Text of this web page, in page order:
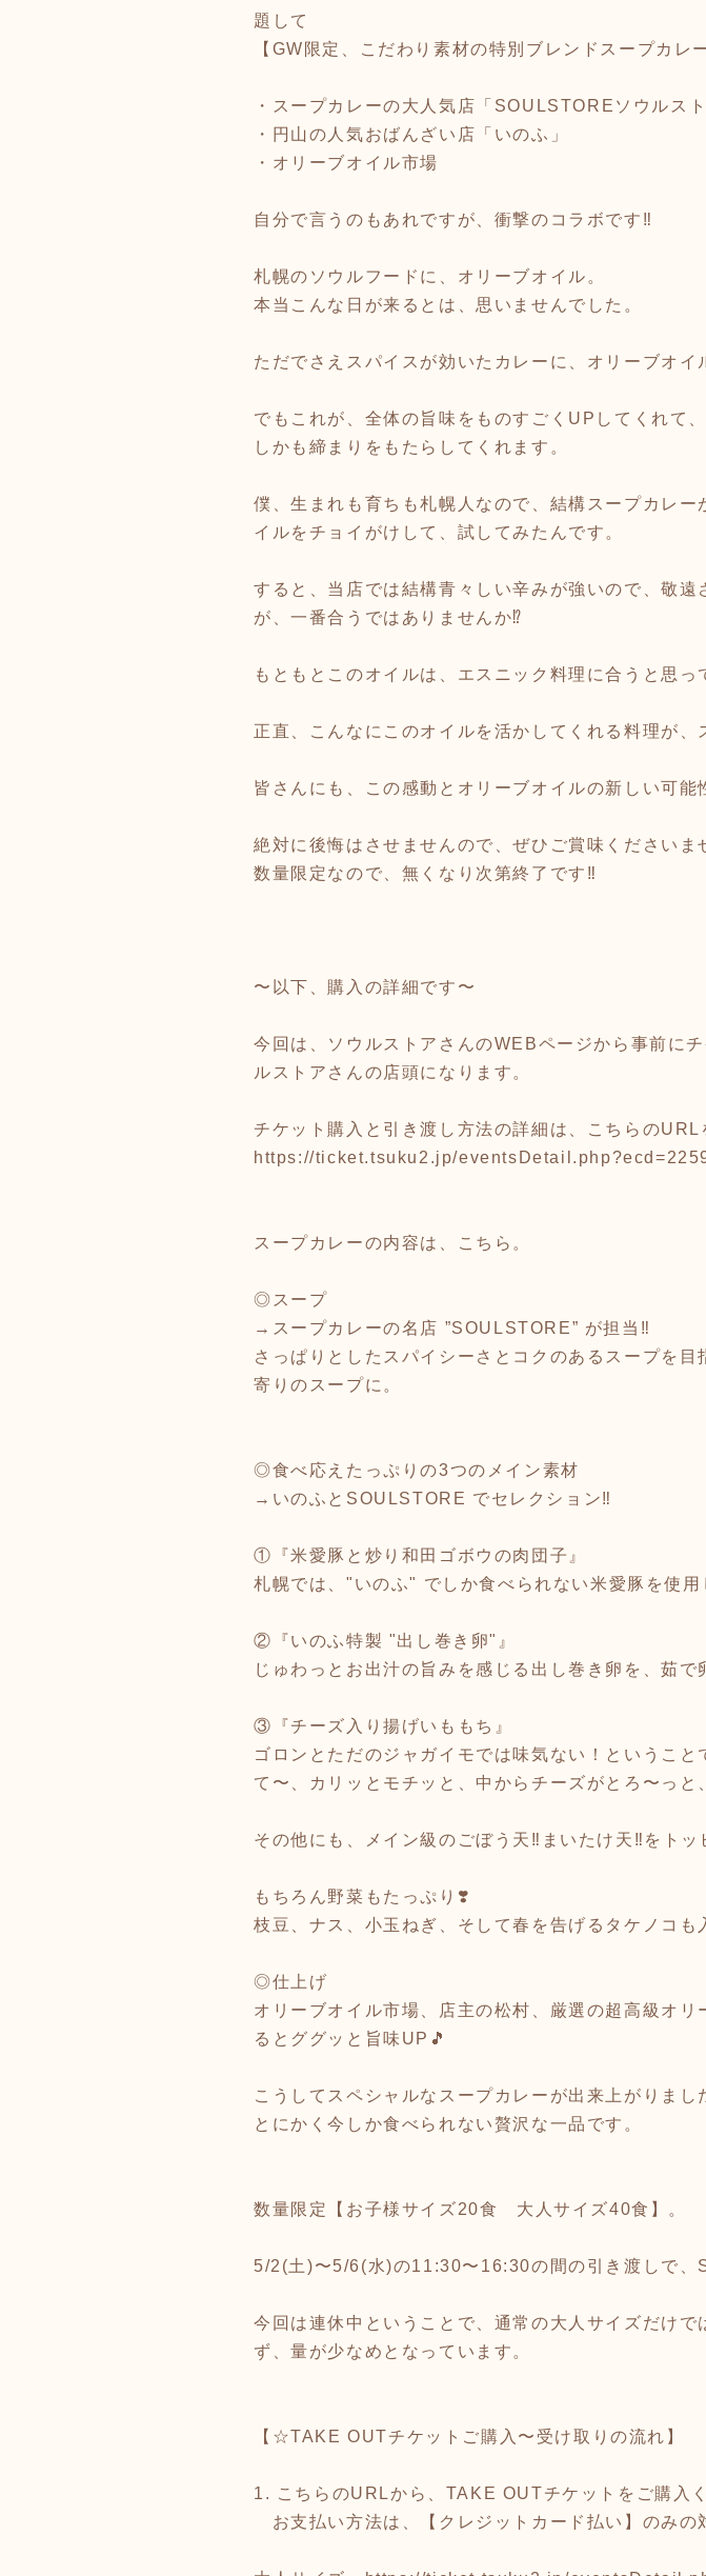
題して
【GW限定、こだわり素材の特別ブレンドスープカレ
・スープカレーの大人気店「SOULSTOREソウルスト
・円山の人気おばんざい店「いのふ」
・オリーブオイル市場
自分で言うのもあれですが、衝撃のコラボです‼️
札幌のソウルフードに、オリーブオイル。
本当こんな日が来るとは、思いませんでした。
ただでさえスパイスが効いたカレーに、オリーブオイ
でもこれが、全体の旨味をものすごくUPしてくれて
しかも締まりをもたらしてくれます。
僕、生まれも育ちも札幌人なので、結構スープカレ
イルをチョイがけして、試してみたんです。
すると、当店では結構青々しい辛みが強いので、敬
が、一番合うではありませんか⁉️
もともとこのオイルは、エスニック料理に合うと思
正直、こんなにこのオイルを活かしてくれる料理が
皆さんにも、この感動とオリーブオイルの新しい可能
絶対に後悔はさせませんので、ぜひご賞味くださいま
数量限定なので、無くなり次第終了です‼️
〜以下、購入の詳細です〜
今回は、ソウルストアさんのWEBページから事前に
ルストアさんの店頭になります。
チケット購入と引き渡し方法の詳細は、こちらのURL
https://ticket.tsuku2.jp/
スープカレーの内容は、こちら。
◎スープ
→スープカレーの名店 ”SOULSTORE” が担当‼️
さっぱりとしたスパイシーさとコクのあるスープを
寄りのスープに。
◎食べ応えたっぷりの3つのメイン素材
→いのふとSOULSTORE でセレクション‼️
①『米愛豚と炒り和田ゴボウの肉団子』
札幌では、"いのふ" でしか食べられない米愛豚を使
②『いのふ特製 "出し巻き卵"』
じゅわっとお出汁の旨みを感じる出し巻き卵を、茹で
③『チーズ入り揚げいももち』
ゴロンとただのジャガイモでは味気ない！というこ
て〜、カリッとモチッと、中からチーズがとろ〜っ
その他にも、メイン級のごぼう天‼️まいたけ天‼️をトッ
もちろん野菜もたっぷり❣️
枝豆、ナス、小玉ねぎ、そして春を告げるタケノコも
◎仕上げ
オリーブオイル市場、店主の松村、厳選の超高級オリ
るとググッと旨味UP🎵
こうしてスペシャルなスープカレーが出来上がりまし
とにかく今しか食べられない贅沢な一品です。
数量限定【お子様サイズ20食 大人サイズ40食】。
5/2(土)〜5/6(水)の11:30〜16:30の間の引き渡しで、
今回は連休中ということで、通常の大人サイズだけ
ず、量が少なめとなっています。
【☆TAKE OUTチケットご購入〜受け取りの流れ】
1. こちらのURLから、TAKE OUTチケットをご購入く
お支払い方法は、【クレジットカード払い】のみの